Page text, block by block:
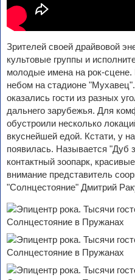
Зрителей своей драйвовой
культовые группы и
молодые имена на рок-
небом на стадионе
оказались гости из разных
дальнего зарубежья. Для
обустроили несколько
вкуснейшей едой. Кстати, у
появилась. Называется "Дуб
контактный зоопарк,
внимание представитель
"Солнцестояние" Дмитрий